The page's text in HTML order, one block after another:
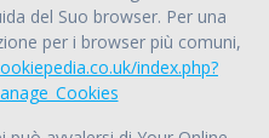
del Suo browser. Per una
per i browser più comuni,
index.php?